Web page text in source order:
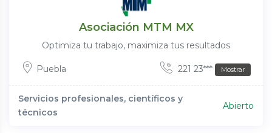
Asociación MTM MX
Optimiza tu trabajo, maximiza tus resultados
Puebla 221 23*** Mostrar
Servicios profesionales, científicos y
técnicos
Abierto